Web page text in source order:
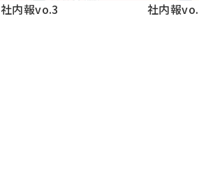
社内報vo.3 社内報